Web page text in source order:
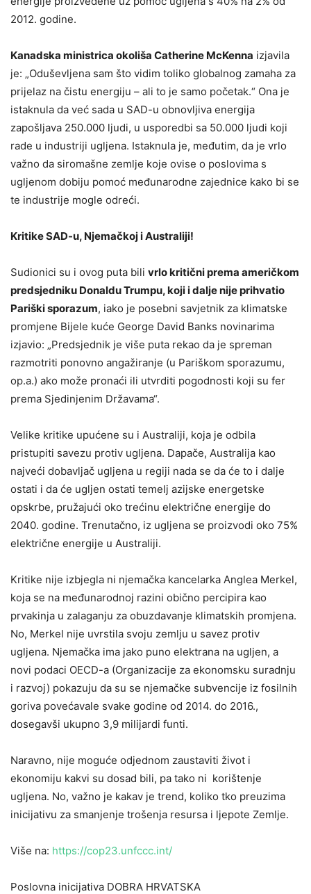
2012. godine.
Kanadska ministrica okoliša Catherine McKenna izjavila
je: „Oduševljena sam što vidim toliko globalnog zamaha za
prijelaz na čistu energiju – ali to je samo početak.“ Ona je
istaknula da već sada u SAD-u obnovljiva energija
zapošljava 250.000 ljudi, u usporedbi sa 50.000 ljudi koji
rade u industriji ugljena. Istaknula je, međutim, da je vrlo
važno da siromašne zemlje koje ovise o poslovima s
ugljenom dobiju pomoć međunarodne zajednice kako bi se
te industrije mogle odreći.
Kritike SAD-u, Njemačkoj i Australiji!
Sudionici su i ovog puta bili vrlo kritični prema američkom
predsjedniku Donaldu Trumpu, koji i dalje nije prihvatio
Pariški sporazum, iako je posebni savjetnik za klimatske
promjene Bijele kuće George David Banks novinarima
izjavio: „Predsjednik je više puta rekao da je spreman
razmotriti ponovno angažiranje (u Pariškom sporazumu,
op.a.) ako može pronaći ili utvrditi pogodnosti koji su fer
prema Sjedinjenim Državama“.
Velike kritike upućene su i Australiji, koja je odbila
pristupiti savezu protiv ugljena. Dapače, Australija kao
najveći dobavljač ugljena u regiji nada se da će to i dalje
ostati i da će ugljen ostati temelj azijske energetske
opskrbe, pružajući oko trećinu električne energije do
2040. godine. Trenutačno, iz ugljena se proizvodi oko 75%
električne energije u Australiji.
Kritike nije izbjegla ni njemačka kancelarka Anglea Merkel,
koja se na međunarodnoj razini obično percipira kao
prvakinja u zalaganju za obuzdavanje klimatskih promjena.
No, Merkel nije uvrstila svoju zemlju u savez protiv
ugljena. Njemačka ima jako puno elektrana na ugljen, a
novi podaci OECD-a (Organizacije za ekonomsku suradnju
i razvoj) pokazuju da su se njemačke subvencije iz fosilnih
goriva povećavale svake godine od 2014. do 2016.,
dosegavši ukupno 3,9 milijardi funti.
Naravno, nije moguće odjednom zaustaviti život i
ekonomiju kakvi su dosad bili, pa tako ni korištenje
ugljena. No, važno je kakav je trend, koliko tko preuzima
inicijativu za smanjenje trošenja resursa i ljepote Zemlje.
Više na: https://cop23.unfccc.int/
Poslovna inicijativa DOBRA HRVATSKA